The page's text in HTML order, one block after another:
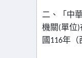
二、「中
機關(單位)
國 116年（